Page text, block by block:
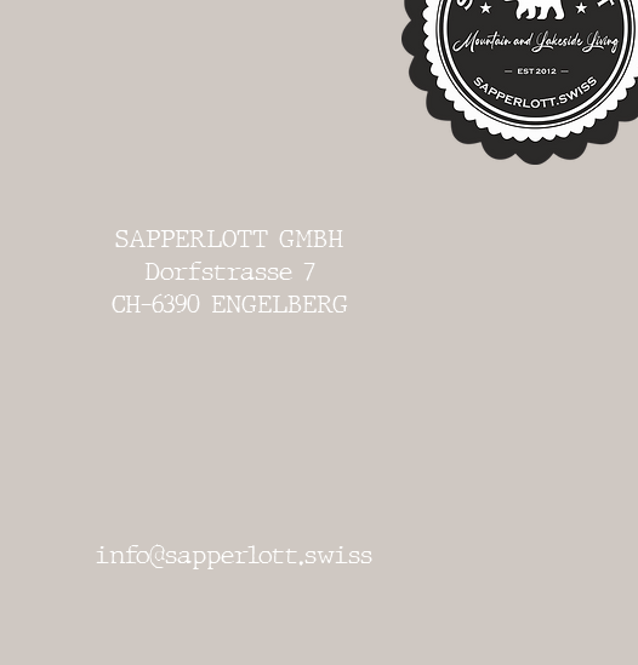
SAPPERLOTT GMBH
Dorfstrasse 7
CH-6390 ENGELBERG
info@sapperlott.swiss